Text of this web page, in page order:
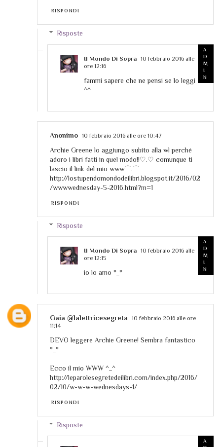
RISPONDI
Risposte
Il Mondo Di Sopra 10 febbraio 2016 alle
ore 12:16
fammi sapere che ne pensi se lo leggi
^^
Anonimo 10 febbraio 2016 alle ore 10:47
Archie Greene lo aggiungo subito alla wl perché
adoro i libri fatti in quel modo!!♡.♡ comunque ti
lascio il link del mio www⌒.⌒
http://lostupendomondodeilibri.blogspot.it/2016/02
/wwwwednesday-5-2016.html?m=1
RISPONDI
Risposte
Il Mondo Di Sopra 10 febbraio 2016 alle
ore 12:15
io lo amo *_*
Gaia @lalettricesegreta
10 febbraio 2016 alle ore
11:14
DEVO leggere Archie Greene! Sembra fantastico
*_*
Ecco il mio WWW ^_^
http://leparolesegretedeilibri.com/index.php/2016/
02/10/w-w-w-wednesdays-1/
RISPONDI
Risposte